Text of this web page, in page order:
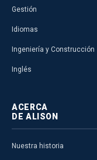
Gestión
Idiomas
Ingeniería y Construcción
Inglés
ACERCA
DE ALISON
Nuestra historia